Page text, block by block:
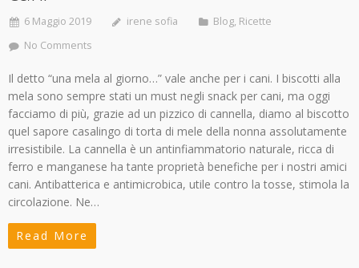
6 Maggio 2019 irene sofia Blog, Ricette
No Comments
Il detto “una mela al giorno…” vale anche per i cani. I biscotti alla
mela sono sempre stati un must negli snack per cani, ma oggi
facciamo di più, grazie ad un pizzico di cannella, diamo al biscotto
quel sapore casalingo di torta di mele della nonna assolutamente
irresistibile. La cannella è un antinfiammatorio naturale, ricca di
ferro e manganese ha tante proprietà benefiche per i nostri amici
cani. Antibatterica e antimicrobica, utile contro la tosse, stimola la
circolazione. Ne…
Read More